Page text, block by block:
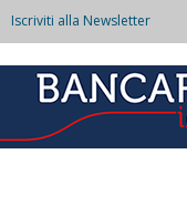
Iscriviti alla Newsletter